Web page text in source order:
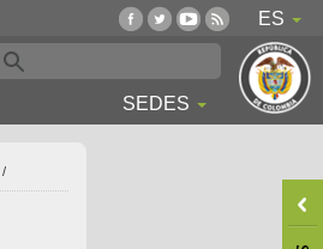
ES
SEDES
/